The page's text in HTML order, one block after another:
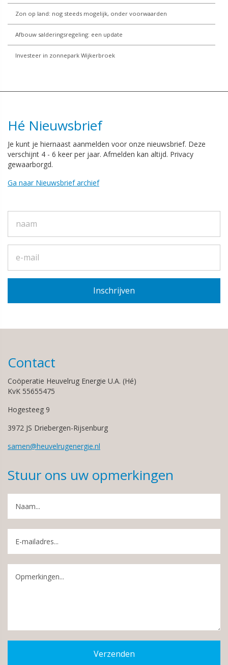
Zon op land: nog steeds mogelijk, onder voorwaarden
Afbouw salderingsregeling: een update
Investeer in zonnepark Wijkerbroek
Hé Nieuwsbrief
Je kunt je hiernaast aanmelden voor onze nieuwsbrief. Deze
verschijnt 4 - 6 keer per jaar. Afmelden kan altijd. Privacy
gewaarborgd.
Ga naar Nieuwsbrief archief
Contact
Coöperatie Heuvelrug Energie U.A. (Hé)
KvK 55655475
Hogesteeg 9
3972 JS Driebergen-Rijsenburg
samen@heuvelrugenergie.nl
Stuur ons uw opmerkingen
Verzenden